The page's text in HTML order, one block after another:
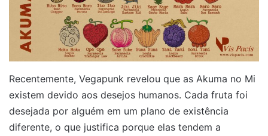
Recentemente, Vegapunk revelou que as Akuma no Mi
existem devido aos desejos humanos. Cada fruta foi
desejada por alguém em um plano de existência
diferente, o que justifica porque elas tendem a